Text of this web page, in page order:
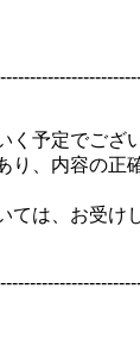
予定でござ
り、内容の正
ては、お受け